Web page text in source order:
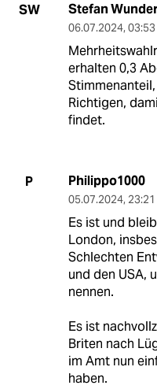
SW Stefan
06.07.2024,
erhalten 0,3
Richtigen,
findet.
P Philippo1000
05.07.2024,
Es ist und
London,
Schlechten
und den USA,
nennen.
Es ist
Briten nach
im Amt nun
haben.